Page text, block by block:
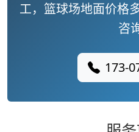
工，篮球场地面价格
咨
173-